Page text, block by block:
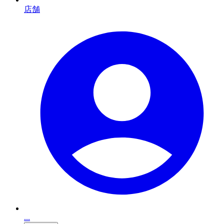
店舗
...